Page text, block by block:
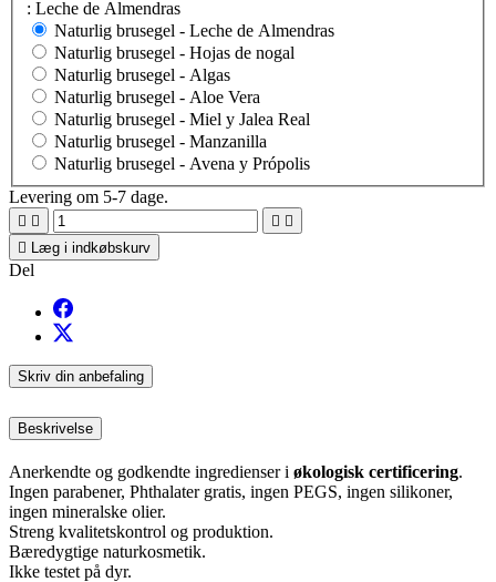
: Leche de Almendras
Naturlig brusegel - Leche de Almendras
Naturlig brusegel - Hojas de nogal
Naturlig brusegel - Algas
Naturlig brusegel - Aloe Vera
Naturlig brusegel - Miel y Jalea Real
Naturlig brusegel - Manzanilla
Naturlig brusegel - Avena y Própolis
Levering om 5-7 dage.
   

Læg i indkøbskurv
Del
Skriv din anbefaling
Beskrivelse
Anerkendte og godkendte ingredienser i økologisk certificering.
Ingen parabener, Phthalater gratis, ingen PEGS, ingen silikoner,
ingen mineralske olier.
Streng kvalitetskontrol og produktion.
Bæredygtige naturkosmetik.
Ikke testet på dyr.